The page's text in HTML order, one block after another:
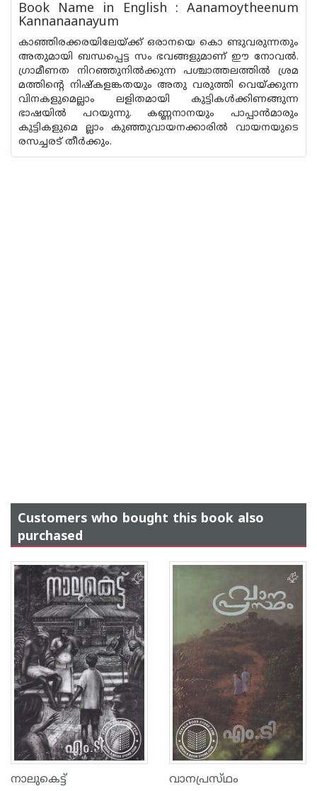
Book Name in English : Aanamoytheenum
Kannanaanayum
കാഞ്ഞിരക്കരയിലേയ്ക്ക് ഒരാനയെ കൊ ണ്ടുവരുന്നതും
അതുമായി ബന്ധപ്പെട്ട സം ഭവങ്ങളുമാണ് ഈ നോവൽ.
ഗ്രാമീണത നിറഞ്ഞുനിൽക്കുന്ന പശ്ചാത്തലത്തിൽ ശ്രമ
മത്തിന്റെ നിഷ്കളങ്കതയും അതു വരുത്തി വെയ്ക്കുന്ന
വിനകളുമെല്ലാം ലളിതമായി കുട്ടികൾക്കിണങ്ങുന്ന
ഭാഷയിൽ പറയുന്നു. കണ്ണനാനയും പാപ്പാൻമാരും
കുട്ടികളുമെ ല്ലാം കുഞ്ഞുവായനക്കാരിൽ വായനയുടെ
രസച്ചരട് തീർക്കും.
Customers who bought this book also
purchased
നാലുകെട്ട് വാനപ്രസ്‌ഥം